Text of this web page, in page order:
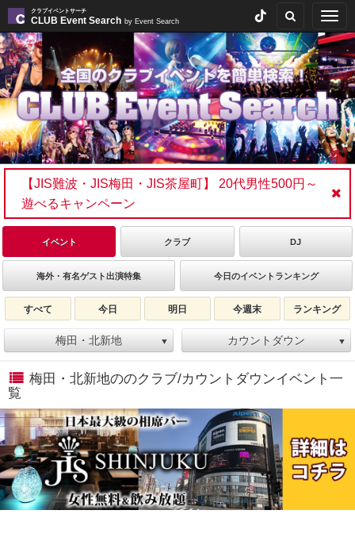
クラブイベントサーチ
CLUB Event Search by Event Search
【JIS難波・JIS梅田・JIS茶屋町】 20代男性500円～
遊べるキャンペーン
イベント クラブ DJ
海外・有名ゲスト出演特集 今日のイベントランキング
すべて 今日 明日 今週末 ランキング
梅田・北新地 ▼ カウントダウン ▼
梅田・北新地ののクラブ/カウントダウンイベント一
覧